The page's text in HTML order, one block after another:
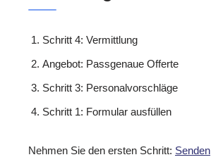
Schritt 4: Vermittlung
Angebot: Passgenaue Offerte
Schritt 3: Personalvorschläge
Schritt 1: Formular ausfüllen
Nehmen Sie den ersten Schritt: Senden